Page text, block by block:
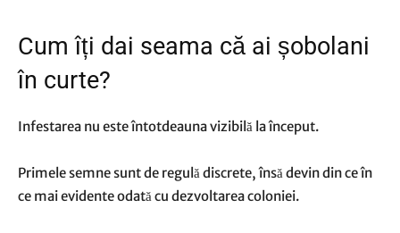
Cum îți dai seama că ai șobolani
în curte?
Infestarea nu este întotdeauna vizibilă la început.
Primele semne sunt de regulă discrete, însă devin din ce în
ce mai evidente odată cu dezvoltarea coloniei.